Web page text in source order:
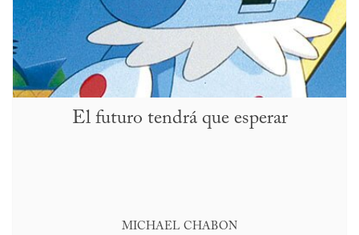
El futuro tendrá que esperar
MICHAEL CHABON